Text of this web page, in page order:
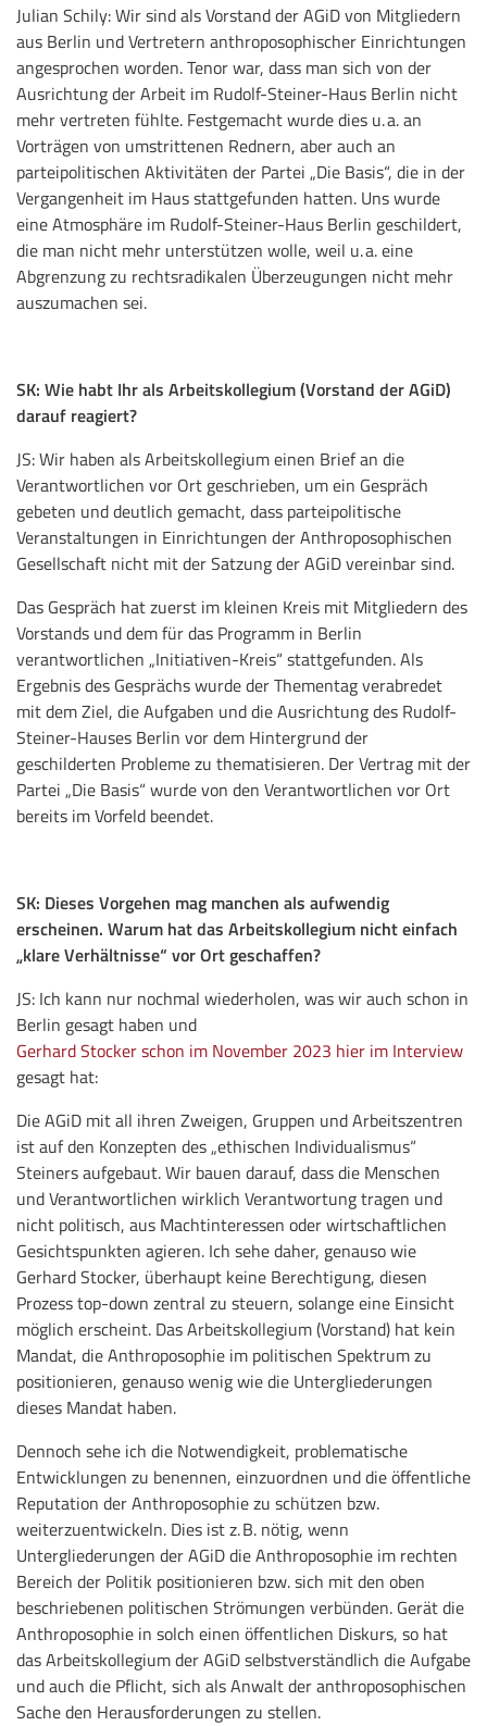
Julian Schily: Wir sind als Vorstand der AGiD von Mitgliedern
aus Berlin und Vertretern anthroposophischer Einrichtungen
angesprochen worden. Tenor war, dass man sich von der
Ausrichtung der Arbeit im Rudolf-Steiner-Haus Berlin nicht
mehr vertreten fühlte. Festgemacht wurde dies u. a. an
Vorträgen von umstrittenen Rednern, aber auch an
parteipolitischen Aktivitäten der Partei „Die Basis“, die in der
Vergangenheit im Haus stattgefunden hatten. Uns wurde
eine Atmosphäre im Rudolf-Steiner-Haus Berlin geschildert,
die man nicht mehr unterstützen wolle, weil u. a. eine
Abgrenzung zu rechtsradikalen Überzeugungen nicht mehr
auszumachen sei.
SK: Wie habt Ihr als Arbeitskollegium (Vorstand der AGiD)
darauf reagiert?
JS: Wir haben als Arbeitskollegium einen Brief an die
Verantwortlichen vor Ort geschrieben, um ein Gespräch
gebeten und deutlich gemacht, dass parteipolitische
Veranstaltungen in Einrichtungen der Anthroposophischen
Gesellschaft nicht mit der Satzung der AGiD vereinbar sind.
Das Gespräch hat zuerst im kleinen Kreis mit Mitgliedern des
Vorstands und dem für das Programm in Berlin
verantwortlichen „Initiativen-Kreis“ stattgefunden. Als
Ergebnis des Gesprächs wurde der Thementag verabredet
mit dem Ziel, die Aufgaben und die Ausrichtung des Rudolf-
Steiner-Hauses Berlin vor dem Hintergrund der
geschilderten Probleme zu thematisieren. Der Vertrag mit der
Partei „Die Basis“ wurde von den Verantwortlichen vor Ort
bereits im Vorfeld beendet.
SK: Dieses Vorgehen mag manchen als aufwendig
erscheinen. Warum hat das Arbeitskollegium nicht einfach
„klare Verhältnisse“ vor Ort geschaffen?
JS: Ich kann nur nochmal wiederholen, was wir auch schon in
Berlin gesagt haben und
Gerhard Stocker schon im November 2023 hier im Interview
gesagt hat:
Die AGiD mit all ihren Zweigen, Gruppen und Arbeitszentren
ist auf den Konzepten des „ethischen Individualismus“
Steiners aufgebaut.Wir bauen darauf, dass die Menschen
und Verantwortlichen wirklich Verantwortung tragen und
nicht politisch, aus Machtinteressen oder wirtschaftlichen
Gesichtspunkten agieren. Ich sehe daher, genauso wie
Gerhard Stocker, überhaupt keine Berechtigung, diesen
Prozess top-down zentral zu steuern, solange eine Einsicht
möglich erscheint. Das Arbeitskollegium (Vorstand) hat kein
Mandat, die Anthroposophie im politischen Spektrum zu
positionieren, genauso wenig wie die Untergliederungen
dieses Mandat haben.
Dennoch sehe ich die Notwendigkeit, problematische
Entwicklungen zu benennen, einzuordnen und die öffentliche
Reputation der Anthroposophie zu schützen bzw.
weiterzuentwickeln. Dies ist z. B. nötig, wenn
Untergliederungen der AGiD die Anthroposophie im rechten
Bereich der Politik positionieren bzw. sich mit den oben
beschriebenen politischen Strömungen verbünden. Gerät die
Anthroposophie in solch einen öffentlichen Diskurs, so hat
das Arbeitskollegium der AGiD selbstverständlich die Aufgabe
und auch die Pflicht, sich als Anwalt der anthroposophischen
Sache den Herausforderungen zu stellen.